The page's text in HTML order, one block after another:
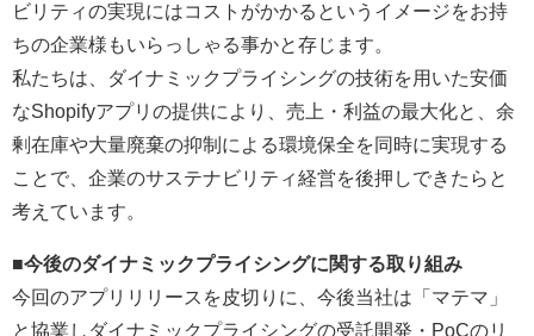
ビリティの実現にはコストがかかるというイメージをお持
ちの企業様もいらっしゃる事かと存じます。
私たちは、ダイナミックプライシングの技術を用いた安価
なShopifyアプリの提供により、売上・利益の最大化と、余
剰在庫や大量廃棄の抑制による環境保全を同時に実現する
ことで、企業のサステナビリティ経営を後押しできたらと
考えています。
■今後のダイナミックプライシングに関する取り組み
今回のアプリリリースを皮切りに、今後当社は「マテマ」
と協業しダイナミックプライシングの受託開発・PoCのリ